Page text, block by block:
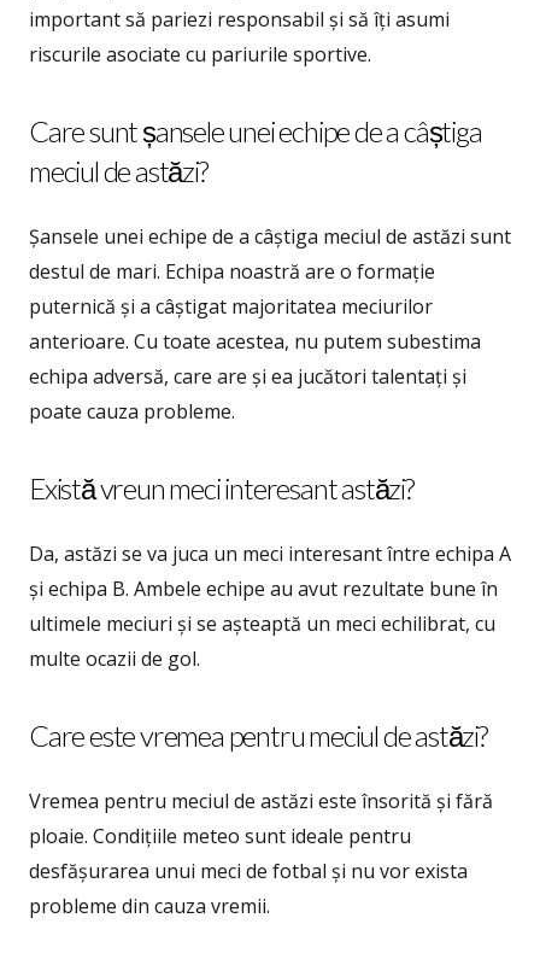
important să pariezi responsabil și să îți asumi
riscurile asociate cu pariurile sportive.
Care sunt șansele unei echipe de a câștiga
meciul de astăzi?
Șansele unei echipe de a câștiga meciul de astăzi sunt
destul de mari. Echipa noastră are o formație
puternică și a câștigat majoritatea meciurilor
anterioare. Cu toate acestea, nu putem subestima
echipa adversă, care are și ea jucători talentați și
poate cauza probleme.
Există vreun meci interesant astăzi?
Da, astăzi se va juca un meci interesant între echipa A
și echipa B. Ambele echipe au avut rezultate bune în
ultimele meciuri și se așteaptă un meci echilibrat, cu
multe ocazii de gol.
Care este vremea pentru meciul de astăzi?
Vremea pentru meciul de astăzi este însorită și fără
ploaie. Condițiile meteo sunt ideale pentru
desfășurarea unui meci de fotbal și nu vor exista
probleme din cauza vremii.